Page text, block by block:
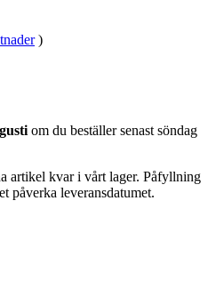
)
om du beställer senast söndag
artikel kvar i vårt lager. Påfyllning
påverka leveransdatumet.